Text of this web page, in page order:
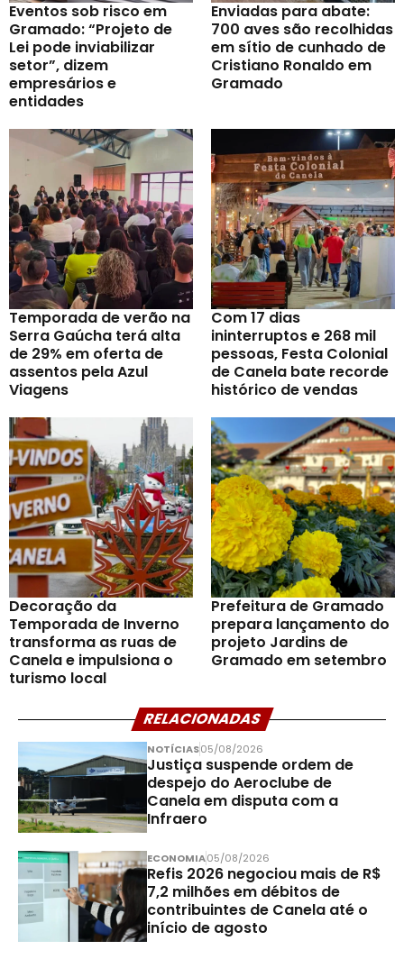
Eventos sob risco em
Gramado: “Projeto de
Lei pode inviabilizar
setor”, dizem
empresários e
entidades
Enviadas para abate:
700 aves são recolhidas
em sítio de cunhado de
Cristiano Ronaldo em
Gramado
Temporada de verão na
Serra Gaúcha terá alta
de 29% em oferta de
assentos pela Azul
Viagens
Com 17 dias
ininterruptos e 268 mil
pessoas, Festa Colonial
de Canela bate recorde
histórico de vendas
Decoração da
Temporada de Inverno
transforma as ruas de
Canela e impulsiona o
turismo local
Prefeitura de Gramado
prepara lançamento do
projeto Jardins de
Gramado em setembro
RELACIONADAS
NOTÍCIAS05/08/2026
Justiça suspende ordem de
despejo do Aeroclube de
Canela em disputa com a
Infraero
ECONOMIA05/08/2026
Refis 2026 negociou mais de R$
7,2 milhões em débitos de
contribuintes de Canela até o
início de agosto